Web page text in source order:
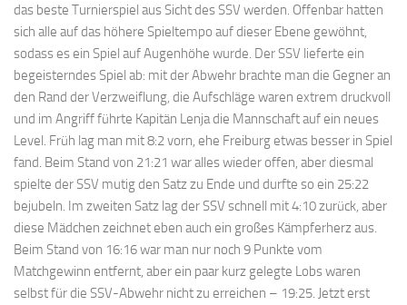
das beste Turnierspiel aus Sicht des SSV werden. Offenbar hatten
sich alle auf das höhere Spieltempo auf dieser Ebene gewöhnt,
sodass es ein Spiel auf Augenhöhe wurde. Der SSV lieferte ein
begeisterndes Spiel ab: mit der Abwehr brachte man die Gegner an
den Rand der Verzweiflung, die Aufschläge waren extrem druckvoll
und im Angriff führte Kapitän Lenja die Mannschaft auf ein neues
Level. Früh lag man mit 8:2 vorn, ehe Freiburg etwas besser in Spiel
fand. Beim Stand von 21:21 war alles wieder offen, aber diesmal
spielte der SSV mutig den Satz zu Ende und durfte so ein 25:22
bejubeln. Im zweiten Satz lag der SSV schnell mit 4:10 zurück, aber
diese Mädchen zeichnet eben auch ein großes Kämpferherz aus.
Beim Stand von 16:16 war man nur noch 9 Punkte vom
Matchgewinn entfernt, aber ein paar kurz gelegte Lobs waren
selbst für die SSV-Abwehr nicht zu erreichen – 19:25. Jetzt erst